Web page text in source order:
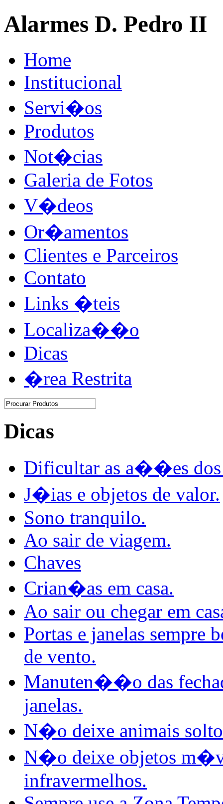
Alarmes D. Pedro II
Home
Institucional
Servi�os
Produtos
Not�cias
Galeria de Fotos
V�deos
Or�amentos
Clientes e Parceiros
Contato
Links �teis
Localiza��o
Dicas
�rea Restrita
Dicas
Dificultar as a��es dos
J�ias e objetos de valor.
Sono tranquilo.
Ao sair de viagem.
Chaves
Crian�as em casa.
Ao sair ou chegar em
Portas e janelas sempre
de vento.
Manuten��o das
janelas.
N�o deixe animais
N�o deixe objetos
infravermelhos.